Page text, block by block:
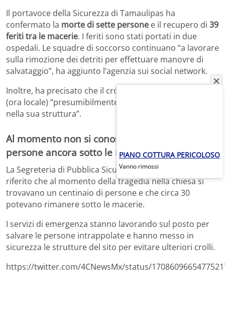
Il portavoce della Sicurezza di Tamaulipas ha
confermato la morte di sette persone e il recupero di 39
feriti tra le macerie. I feriti sono stati portati in due
ospedali. Le squadre di soccorso continuano “a lavorare
sulla rimozione dei detriti per effettuare manovre di
salvataggio”, ha aggiunto l’agenzia sui social network.
Inoltre, ha precisato che il crollo è avvenuto alle 14:18
(ora locale) “presumibilmente a causa di un cedimento
nella sua struttura”.
Al momento non si conosce il numero delle
persone ancora sotto le macerie
La Segreteria di Pubblica Sicurezza di Tamaulipas ha
riferito che al momento della tragedia nella chiesa si
trovavano un centinaio di persone e che circa 30
potevano rimanere sotto le macerie.
I servizi di emergenza stanno lavorando sul posto per
salvare le persone intrappolate e hanno messo in
sicurezza le strutture del sito per evitare ulteriori crolli.
https://twitter.com/4CNewsMx/status/
PIANO COTTURA PERICOLOSO
Vanno rimossi